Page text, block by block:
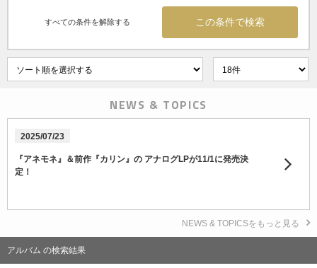
すべての条件を解除する
NEWS & TOPICS
2025/07/23
『アネモネ』＆前作『カリン』の アナログLPが11/1に発売決
定！
NEWS & TOPICSをもっと見る
アルバム の検索結果